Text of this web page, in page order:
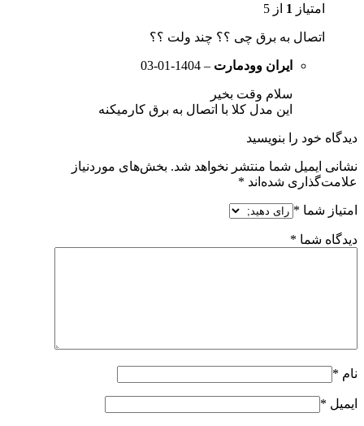
امتیاز 1 از 5
اتصال به برق چی ؟؟ چند ولت ؟؟
ایران وودمارت –
1404-01-03
سلام وقت بخیر
این مدل کلا با اتصال به برق کارمیکنه
دیدگاه خود را بنویسید
نشانی ایمیل شما منتشر نخواهد شد. بخش‌های موردنیاز
علامت‌گذاری شده‌اند *
امتیاز شما *
دیدگاه شما *
نام *
ایمیل *